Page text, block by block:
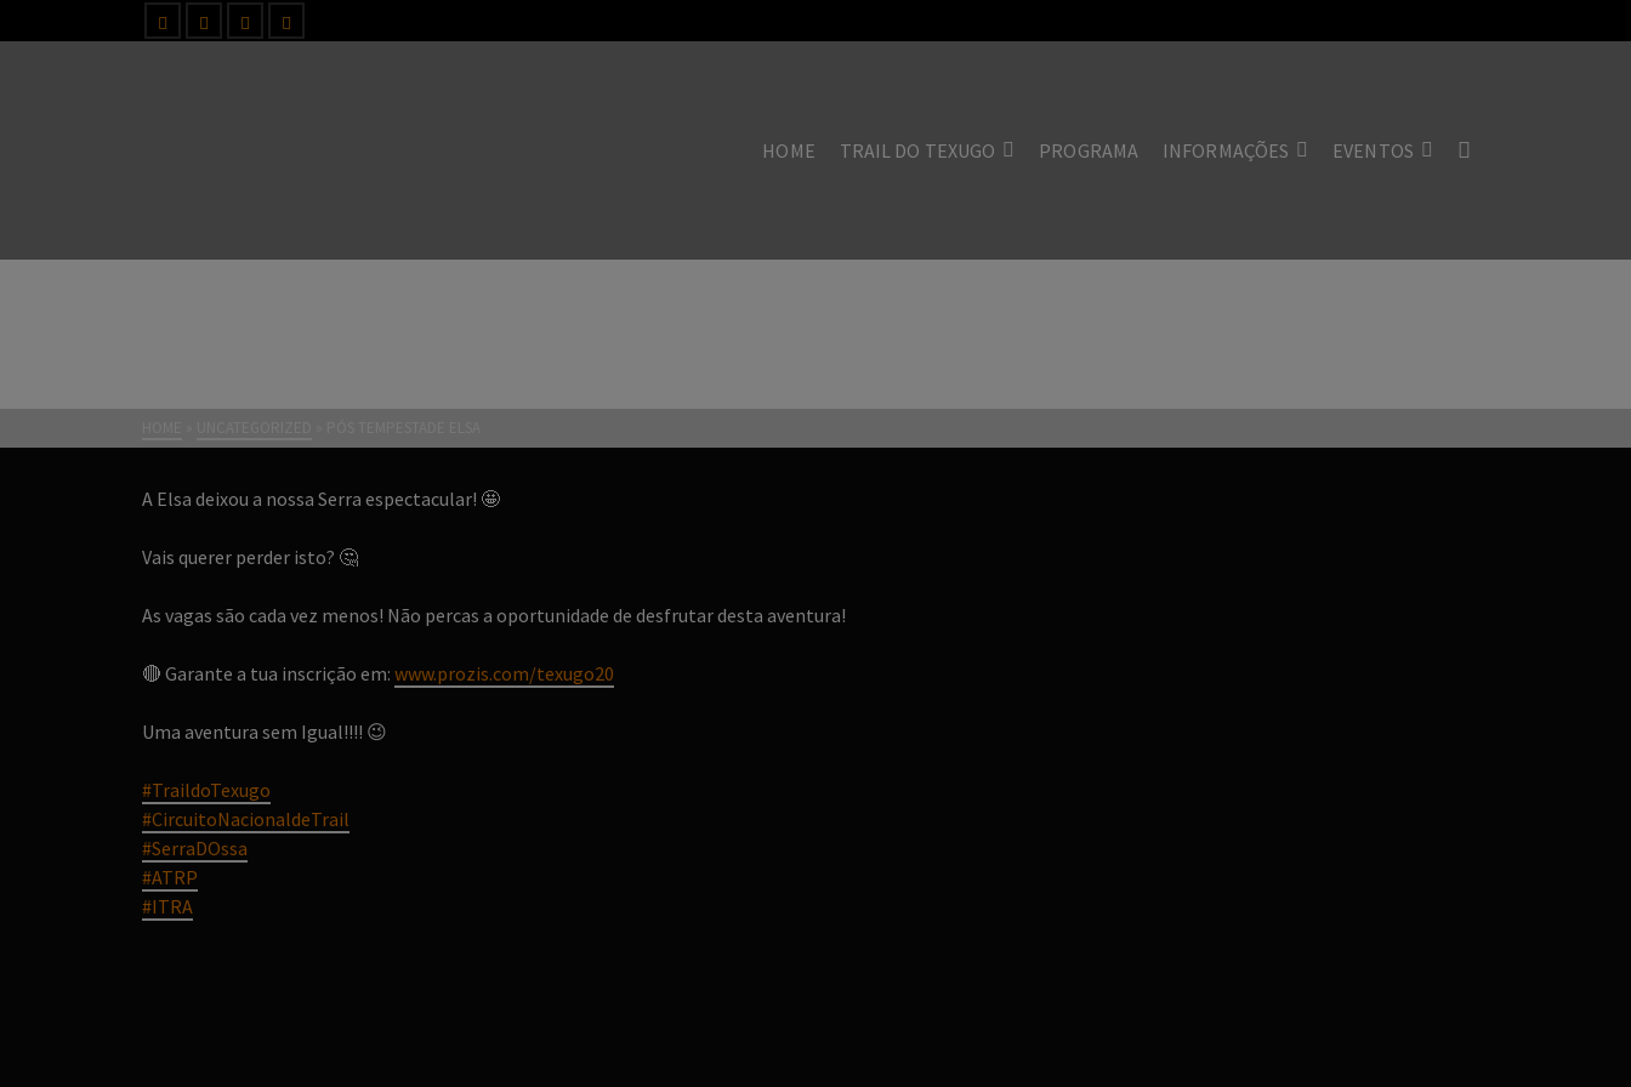
HOME TRAIL DO TEXUGO PROGRAMA INFORMAÇÕES EVENTOS
A Elsa deixou a nossa Serra espectacular! 🤩
Vais querer perder isto? 🤔
As vagas são cada vez menos! Não percas a oportunidade de desfrutar desta aventura!
🔴 Garante a tua inscrição em: www.prozis.com/texugo20
Uma aventura sem Igual!!!! 😉
#TraildoTexugo
#CircuitoNacionaldeTrail
#SerraDOssa
#ATRP
#ITRA